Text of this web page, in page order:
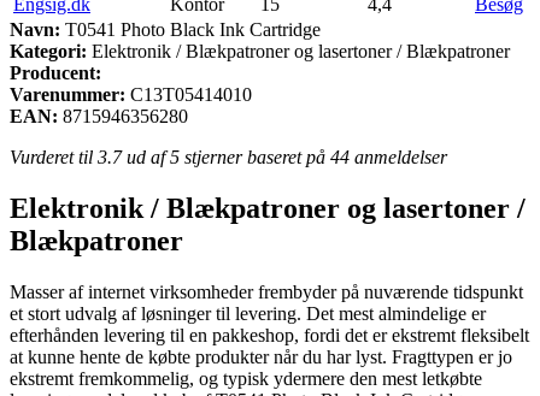
Navn: T0541 Photo Black Ink Cartridge
Kategori: Elektronik / Blækpatroner og lasertoner / Blækpatroner
Producent:
Varenummer: C13T05414010
EAN: 8715946356280
Vurderet til 3.7ud af 5 stjerner baseret på 44 anmeldelser
Elektronik / Blækpatroner og lasertoner /
Blækpatroner
Masser af internet virksomheder frembyder på nuværende tidspunkt
et stort udvalg af løsninger til levering. Det mest almindelige er
efterhånden levering til en pakkeshop, fordi det er ekstremt fleksibelt
at kunne hente de købte produkter når du har lyst. Fragttypen er jo
ekstremt fremkommelig, og typisk ydermere den mest letkøbte